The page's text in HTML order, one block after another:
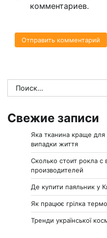
комментариев.
Найти:
Свежие записи
Яка тканина краще для
випадки життя
Сколько стоит рокла с
производителей
Де купити паяльник у
Як працює грілка
Тренди української